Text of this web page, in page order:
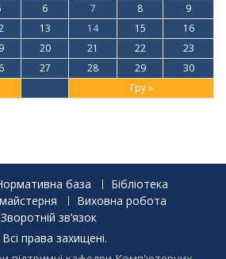
Гру »
6 7 8
9
13 14 15
16
20 21 22
23
27 28 29 30
база
Бібліотека
Виховна робота
Зворотній зв’язок
права захищені.